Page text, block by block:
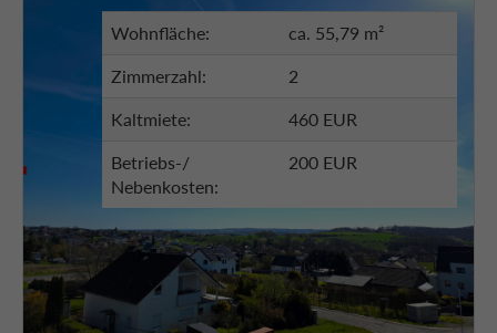
Wohnfläche: ca. 55,79 m²
Zimmerzahl: 2
Kaltmiete: 460 EUR
Betriebs-/
Nebenkosten:
200 EUR